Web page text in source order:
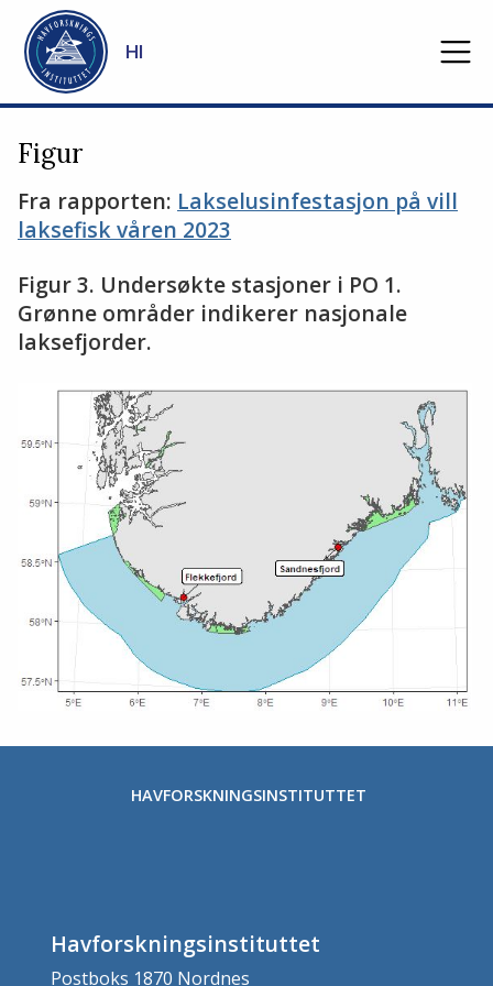
Gå til hovedinnhold
HI
Figur
Fra rapporten: Lakselusinfestasjon på vill
laksefisk våren 2023
Figur 3. Undersøkte stasjoner i PO 1.
Grønne områder indikerer nasjonale
laksefjorder.
HAVFORSKNINGSINSTITUTTET
Havforskningsinstituttet
Postboks 1870 Nordnes